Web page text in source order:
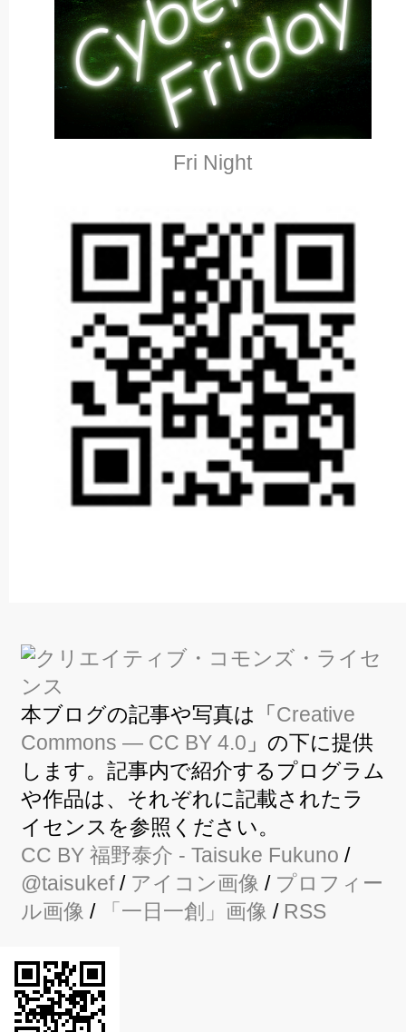
Fri Night
本ブログの記事や写真は「 Creative
Commons — CC BY 4.0 」の下に提供
します。記事内で紹介するプログラム
や作品は、それぞれに記載されたラ
イセンスを参照ください。
CC BY 福野泰介 - Taisuke Fukuno /
@taisukef/ アイコン画像 / プロフィー
ル画像 / 「一日一創」画像 / RSS